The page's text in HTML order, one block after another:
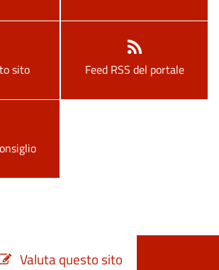
sito Feed RSS del portale
Valuta questo sito